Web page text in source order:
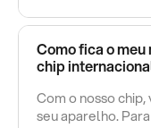
Como fica o
chip
Com o nosso
seu aparelho. Para